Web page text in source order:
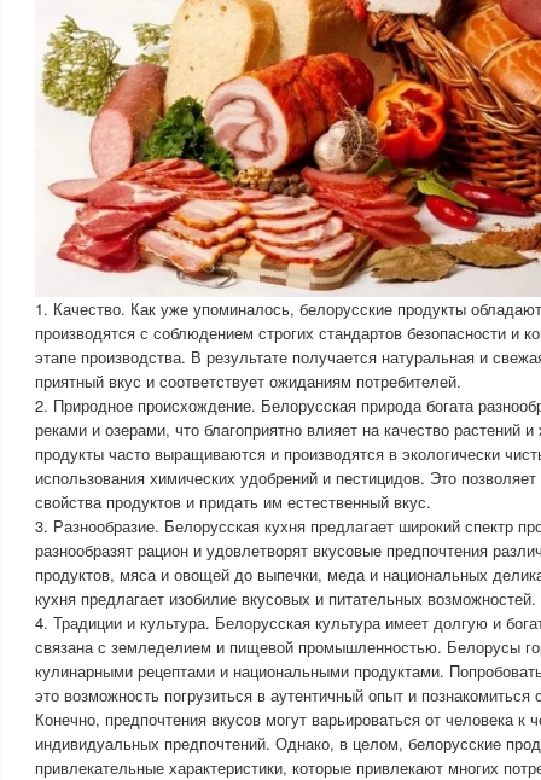
1. Качество. Как уже упоминалось, белорусские продукты
производятся с соблюдением строгих стандартов безопасности и
этапе производства. В результате получается натуральная и
приятный вкус и соответствует ожиданиям потребителей.
2. Природное происхождение. Белорусская природа богата
реками и озерами, что благоприятно влияет на качество растений
продукты часто выращиваются и производятся в экологически
использования химических удобрений и пестицидов. Это
свойства продуктов и придать им естественный вкус.
3. Разнообразие. Белорусская кухня предлагает широкий спектр
разнообразят рацион и удовлетворят вкусовые предпочтения
продуктов, мяса и овощей до выпечки, меда и национальных
кухня предлагает изобилие вкусовых и питательных возможностей.
4. Традиции и культура. Белорусская культура имеет долгую и
связана с земледелием и пищевой промышленностью. Белорусы
кулинарными рецептами и национальными продуктами.
это возможность погрузиться в аутентичный опыт и познакомиться
Конечно, предпочтения вкусов могут варьироваться от человека к
индивидуальных предпочтений. Однако, в целом, белорусские
привлекательные характеристики, которые привлекают многих